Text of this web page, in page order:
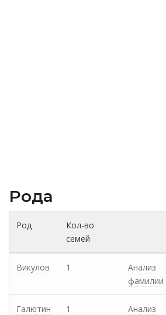
Рода
Род
Кол-во
семей
Викулов 1
Анализ
фамилии
Галютин 1
Анализ